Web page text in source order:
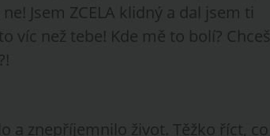
Jsem ZCELA klidný a dal jsem ti
víc než tebe! Kde mě to bolí? Chceš
a znepříjemnilo život. Těžko říct, co